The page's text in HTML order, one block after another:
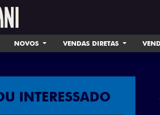
NOVOS VENDAS DIRETAS
INTERESSADO